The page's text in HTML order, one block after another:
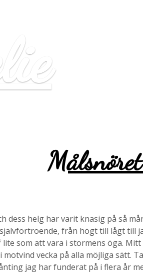
dess helg har varit knasig på så
från högt till lågt till
som att vara i stormens öga.
motvind vecka på alla möjliga sätt.
jag har funderat på i flera år